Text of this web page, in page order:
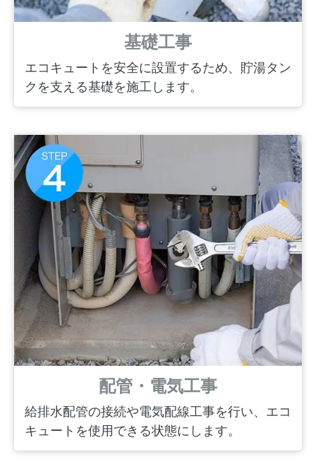
基礎工事
エコキュートを安全に設置するため、貯湯タン
クを支える基礎を施工します。
配管・電気工事
給排水配管の接続や電気配線工事を行い、エコ
キュートを使用できる状態にします。